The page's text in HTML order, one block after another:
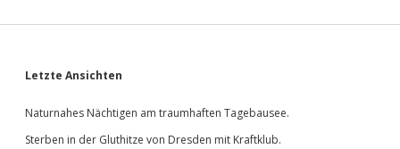
Sidebar
Letzte Ansichten
Naturnahes Nächtigen am traumhaften Tagebausee.
Sterben in der Gluthitze von Dresden mit Kraftklub.